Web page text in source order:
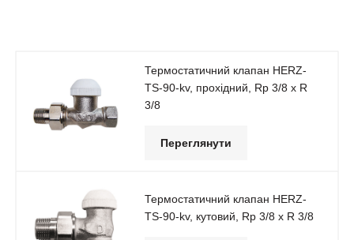
Термостатичний клапан HERZ-
TS-90-kv, прохідний, Rp 3/8 x R
3/8
Переглянути
Термостатичний клапан HERZ-
TS-90-kv, кутовий, Rp 3/8 x R 3/8